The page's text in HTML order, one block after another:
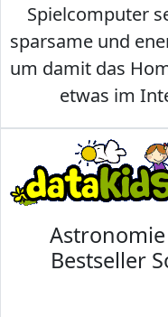
Spielcomputer
sparsame und
um damit das
etwas im
Bestseller